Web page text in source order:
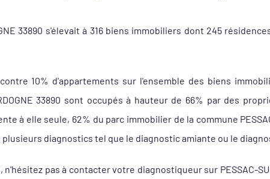
33890 s'élevait à 316 biens immobiliers dont 245
10% d'appartements sur l'ensemble des biens
33890 sont occupés à hauteur de 66% par des
à elle seule, 62% du parc immobilier de la commune
diagnostics tel que le diagnostic amiante ou le
pas à contacter votre diagnostiqueur sur PESSAC-SUR-